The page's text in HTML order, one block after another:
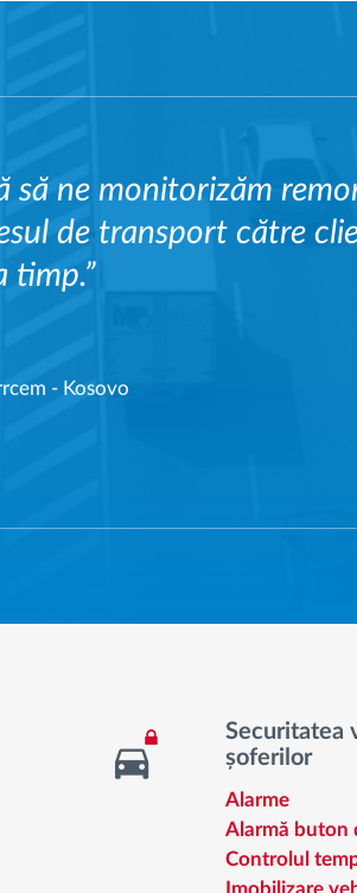
să ne monitorizăm
de transport către
timp.”
- Kosovo
Securitatea
șoferilor
Alarme
Alarmă buton
Controlul